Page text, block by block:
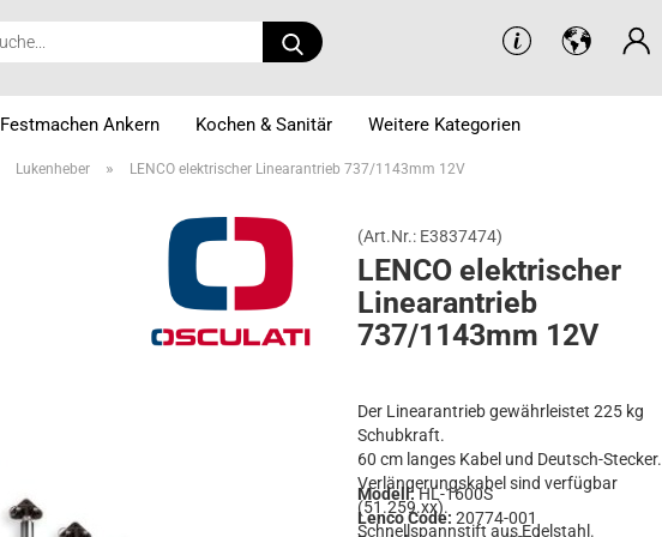
Suche...
Festmachen Ankern Kochen & Sanitär Weitere Kategorien
Lukenheber » LENCO elektrischer Linearantrieb 737/1143mm 12V
(Art.Nr.: E3837474)
LENCO elek­tri­scher
Li­ne­ar­an­trieb
737/1143mm 12V
Der Linearantrieb gewährleistet 225 kg
Schubkraft.
60 cm langes Kabel und Deutsch-Stecker.
Verlängerungskabel sind verfügbar
(51.259.xx).
Schnellspannstift aus Edelstahl.
Modell:HL-1600S
Lenco Code: 20774-001